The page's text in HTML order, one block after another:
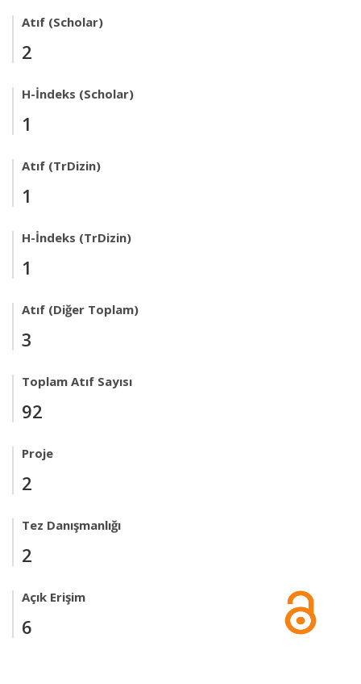
Atıf (Scholar)
2
H-İndeks (Scholar)
1
Atıf (TrDizin)
1
H-İndeks (TrDizin)
1
Atıf (Diğer Toplam)
3
Toplam Atıf Sayısı
92
Proje
2
Tez Danışmanlığı
2
Açık Erişim
6